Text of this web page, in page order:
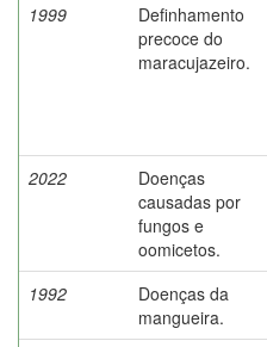
1999
Definhamento
precoce do
maracujazeiro.
2022
Doenças
causadas por
fungos e
oomicetos.
1992
Doenças da
mangueira.